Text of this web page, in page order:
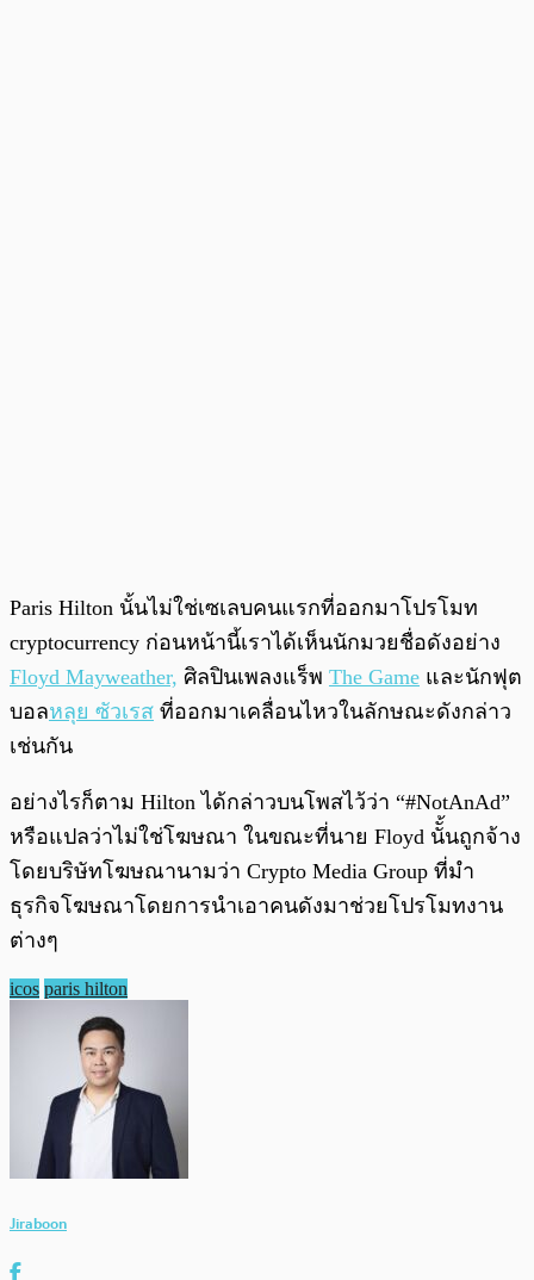
Paris Hilton นั้นไม่ใช่เซเลบคนแรกที่ออกมาโปรโมท
cryptocurrency ก่อนหน้านี้เราได้เห็นนักมวยชื่อดังอย่าง
Floyd Mayweather, ศิลปินเพลงแร็พ The Game และนักฟุต
บอลหลุย ซัวเรส ที่ออกมาเคลื่อนไหวในลักษณะดังกล่าว
เช่นกัน
อย่างไรก็ตาม Hilton ได้กล่าวบนโพสไว้ว่า “#NotAnAd”
หรือแปลว่าไม่ใช่โฆษณา ในขณะที่นาย Floyd นัั้นถูกจ้าง
โดยบริษัทโฆษณานามว่า Crypto Media Group ที่มำ
ธุรกิจโฆษณาโดยการนำเอาคนดังมาช่วยโปรโมทงาน
ต่างๆ
icos paris hilton
Jiraboon